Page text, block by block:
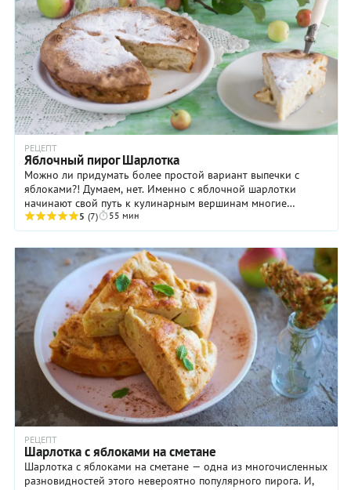
РЕЦЕПТ
Яблочный пирог Шарлотка
Можно ли придумать более простой вариант выпечки с
яблоками?! Думаем, нет. Именно с яблочной шарлотки
начинают свой путь к кулинарным вершинам многие
девочки. А еще этот пирог нравится практически ...
5 (7) 55 мин
РЕЦЕПТ
Шарлотка с яблоками на сметане
Шарлотка с яблоками на сметане — одна из многочисленных
разновидностей этого невероятно популярного пирога. И,